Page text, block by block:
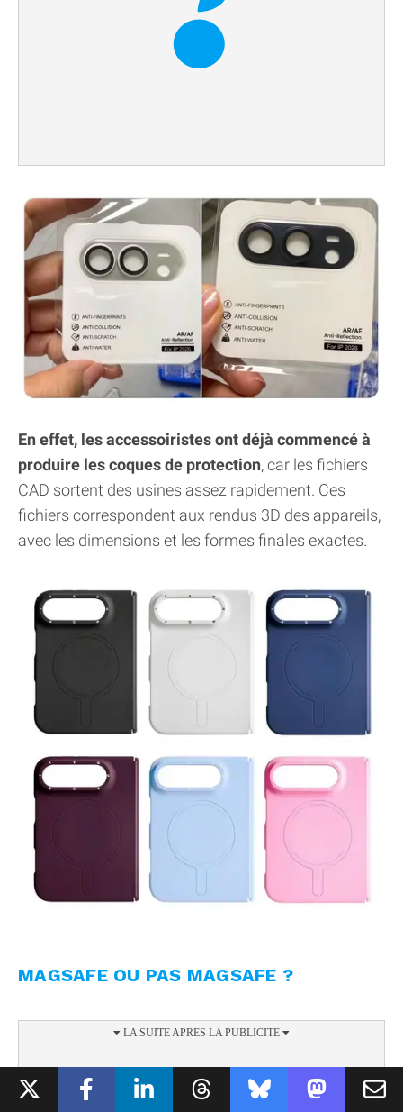
En effet, les accessoiristes ont déjà commencé à
produire les coques de protection, car les fichiers
CAD sortent des usines assez rapidement. Ces
fichiers correspondent aux rendus 3D des appareils,
avec les dimensions et les formes finales exactes.
MAGSAFE OU PAS MAGSAFE ?